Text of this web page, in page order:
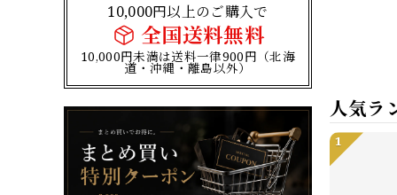
10,000円以上のご購入で
全国送料無料
10,000円未満は送料一律900円（北海
道・沖縄・離島以外）
人気ラ
1